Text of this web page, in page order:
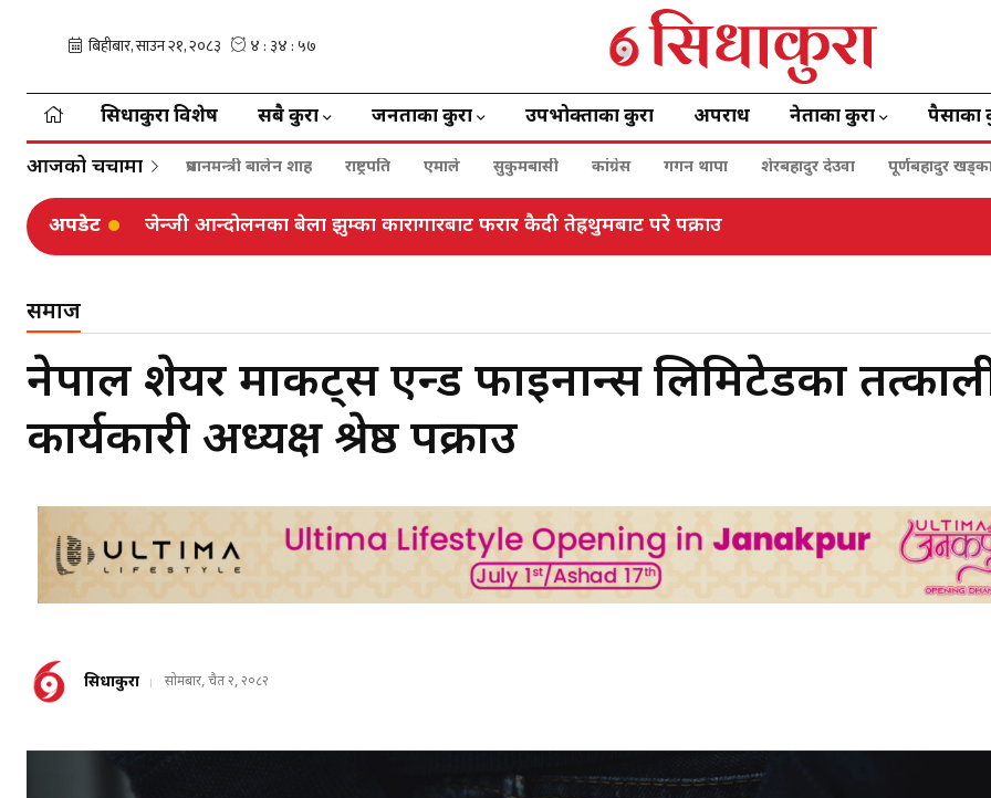
सिधाकुरा विशेष सबै कुरा जनताका कुरा उपभोक्ताका कुरा अपराध नेताका कुरा पैसाका
आजको चर्चामा प्रधानमन्त्री बालेन शाह राष्ट्रपति एमाले सुकुमबासी कांग्रेस गगन थापा शेरबहादुर देउवा पूर्णबहादुर
अपडेट जेन्जी आन्दोलनका बेला झुम्का कारागारबाट फरार कैदी तेह्रथुमबाट परे पक्राउ
समाज
नेपाल शेयर मार्केट्स एन्ड फाइनान्स लिमिटेडका
कार्यकारी अध्यक्ष श्रेष्ठ पक्राउ
सिधाकुरा सोमबार, चैत २, २०८२